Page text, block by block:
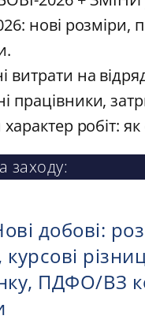
нові розміри,
витрати на
працівники,
характер робіт:
заходу:
добові:
курсові
ПДФО/ВЗ